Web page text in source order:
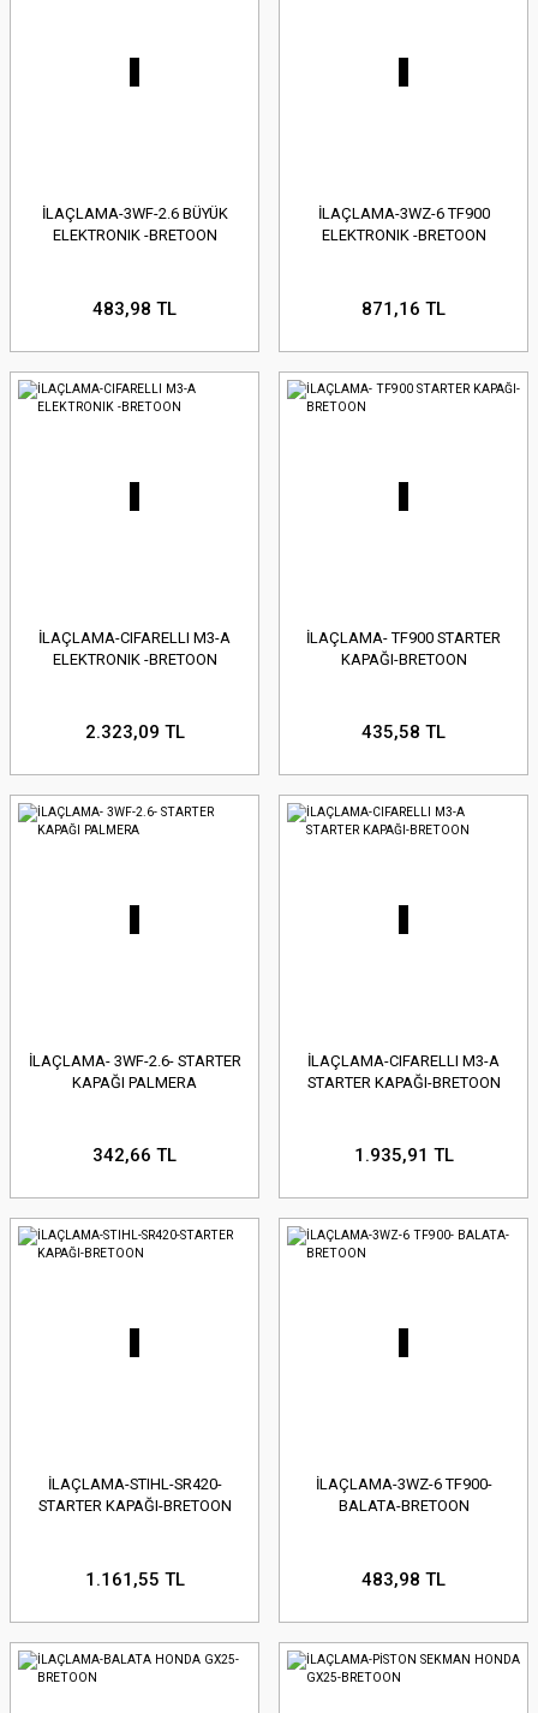
İLAÇLAMA-3WF-2.6 BÜYÜK
ELEKTRONIK -BRETOON
483,98 TL
İLAÇLAMA-3WZ-6 TF900
ELEKTRONIK -BRETOON
871,16 TL
İLAÇLAMA-CIFARELLI M3-A
ELEKTRONIK -BRETOON
2.323,09 TL
İLAÇLAMA- TF900 STARTER
KAPAĞI-BRETOON
435,58 TL
İLAÇLAMA- 3WF-2.6- STARTER
KAPAĞI PALMERA
342,66 TL
İLAÇLAMA-CIFARELLI M3-A
STARTER KAPAĞI-BRETOON
1.935,91 TL
İLAÇLAMA-STIHL-SR420-
STARTER KAPAĞI-BRETOON
1.161,55 TL
İLAÇLAMA-3WZ-6 TF900-
BALATA-BRETOON
483,98 TL